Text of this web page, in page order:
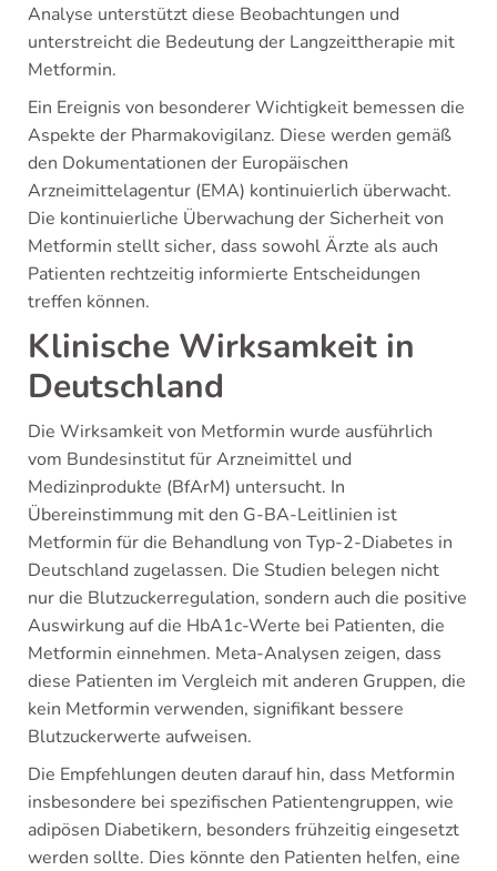
Analyse unterstützt diese Beobachtungen und
unterstreicht die Bedeutung der Langzeittherapie mit
Metformin.
Ein Ereignis von besonderer Wichtigkeit bemessen die
Aspekte der Pharmakovigilanz. Diese werden gemäß
den Dokumentationen der Europäischen
Arzneimittelagentur (EMA) kontinuierlich überwacht.
Die kontinuierliche Überwachung der Sicherheit von
Metformin stellt sicher, dass sowohl Ärzte als auch
Patienten rechtzeitig informierte Entscheidungen
treffen können.
Klinische Wirksamkeit in
Deutschland
Die Wirksamkeit von Metformin wurde ausführlich
vom Bundesinstitut für Arzneimittel und
Medizinprodukte (BfArM) untersucht. In
Übereinstimmung mit den G-BA-Leitlinien ist
Metformin für die Behandlung von Typ-2-Diabetes in
Deutschland zugelassen. Die Studien belegen nicht
nur die Blutzuckerregulation, sondern auch die positive
Auswirkung auf die HbA1c-Werte bei Patienten, die
Metformin einnehmen. Meta-Analysen zeigen, dass
diese Patienten im Vergleich mit anderen Gruppen, die
kein Metformin verwenden, signifikant bessere
Blutzuckerwerte aufweisen.
Die Empfehlungen deuten darauf hin, dass Metformin
insbesondere bei spezifischen Patientengruppen, wie
adipösen Diabetikern, besonders frühzeitig eingesetzt
werden sollte. Dies könnte den Patienten helfen, eine